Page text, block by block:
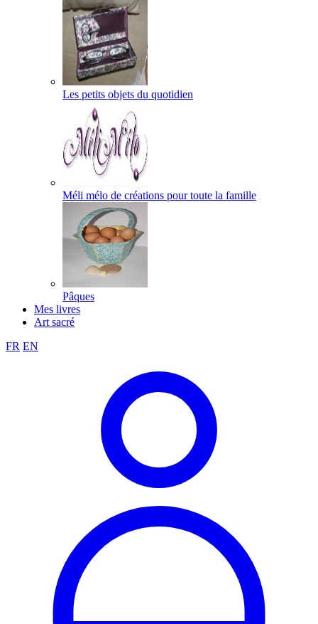
Les petits objets du quotidien
Méli mélo de créations pour toute la famille
Pâques
Mes livres
Art sacré
FR EN